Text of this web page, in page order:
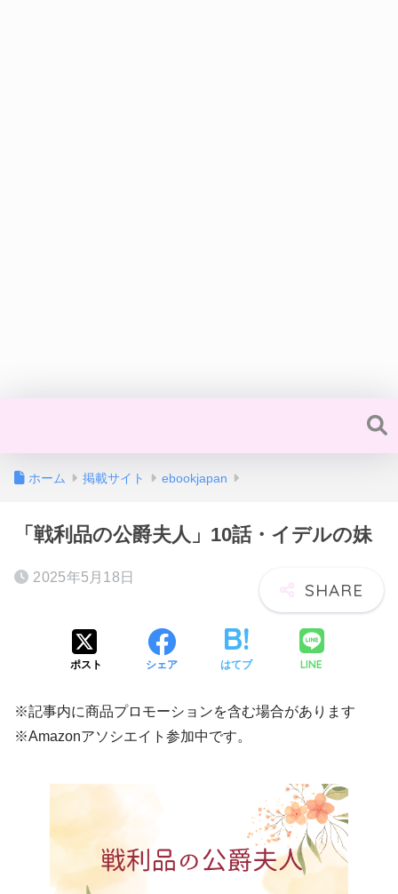
ホーム 掲載サイト ebookjapan
「戦利品の公爵夫人」10話・イデルの妹
2025年5月18日
ポスト シェア はてブ LINE
※記事内に商品プロモーションを含む場合があります
※Amazonアソシエイト参加中です。